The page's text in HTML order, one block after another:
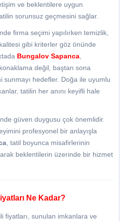
ve beklentilere uygun
sorunsuz geçmesini sağlar.
firma seçimi yapılırken temizlik,
gibi kriterler göz önünde
Bungalov Sapanca,
değil, baştan sona
sunmayı hedefler. Doğa ile uyumlu
tatilin her anını keyifli hale
güven duygusu çok önemlidir.
profesyonel bir anlayışla
, tatil boyunca misafirlerinin
beklentilerin üzerinde bir hizmet
Ne Kadar?
fiyatları, sunulan imkanlara ve